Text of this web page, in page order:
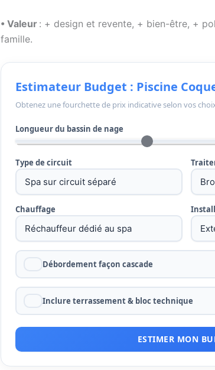
• Valeur : + design et revente, + bien-être, +
famille.
Estimateur Budget : Piscine
Obtenez une fourchette de prix indicative selon vos
Longueur du bassin de nage
Type de circuit
Chauffage
Débordement façon cascade
Inclure terrassement & bloc technique
ESTIMER MON